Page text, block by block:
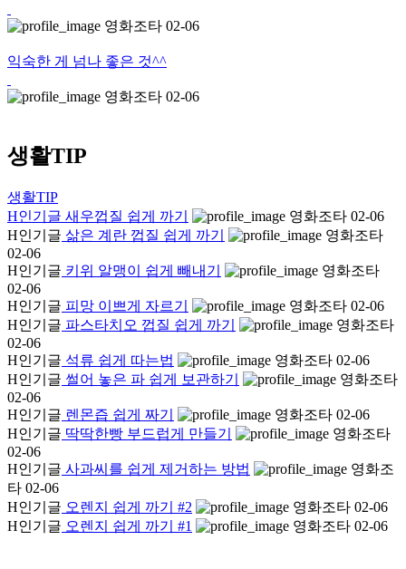
영화조타 02-06
익숙한 게 넘나 좋은 것^^
영화조타 02-06
생활TIP
생활TIP
H인기글 새우껍질 쉽게 까기 영화조타 02-06
H인기글 삶은 계란 껍질 쉽게 까기
영화조타
02-06
H인기글 키위 알맹이 쉽게 빼내기
영화조타
02-06
H인기글 피망 이쁘게 자르기 영화조타 02-06
H인기글 파스타치오 껍질 쉽게 까기
영화조타
02-06
H인기글 석류 쉽게 따는법 영화조타 02-06
H인기글 썰어 놓은 파 쉽게 보관하기
영화조타
02-06
H인기글 렌몬즙 쉽게 짜기 영화조타 02-06
H인기글 딱딱한빵 부드럽게 만들기
영화조타
02-06
H인기글 사과씨를 쉽게 제거하는 방법
영화조
타 02-06
H인기글 오렌지 쉽게 까기 #2 영화조타 02-06
H인기글 오렌지 쉽게 까기 #1 영화조타 02-06